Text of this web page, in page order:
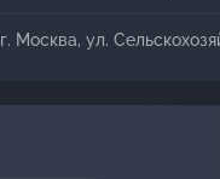
г. Москва, ул.